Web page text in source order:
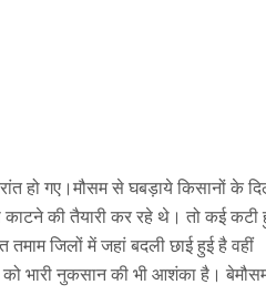
हो गए।मौसम से घबड़ाये किसानों के
की तैयारी कर रहे थे। तो कई कटी
जिलों में जहां बदली छाई हुई है वहीं
भारी नुकसान की भी आशंका है।